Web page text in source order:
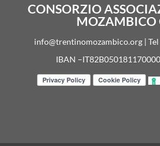
CONSORZIO
MOZAMBICO
info@trentinomozambico.org |
IBAN